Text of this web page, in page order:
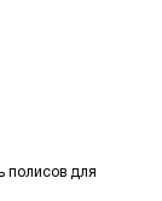
полисов для